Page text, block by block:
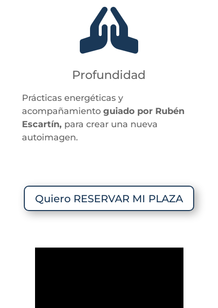

Profundidad
Prácticas energéticas y
acompañamiento guiado porRubén
Escartín, para crear una nueva
autoimagen.
Quiero RESERVAR MI PLAZA